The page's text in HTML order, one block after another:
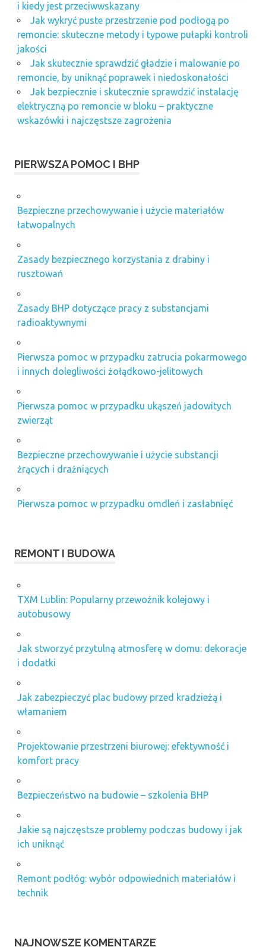
i kiedy jest przeciwwskazany
Jak wykryć puste przestrzenie pod podłogą po
remoncie: skuteczne metody i typowe pułapki kontroli
jakości
Jak skutecznie sprawdzić gładzie i malowanie po
remoncie, by uniknąć poprawek i niedoskonałości
Jak bezpiecznie i skutecznie sprawdzić instalację
elektryczną po remoncie w bloku – praktyczne
wskazówki i najczęstsze zagrożenia
PIERWSZA POMOC I BHP
Bezpieczne przechowywanie i użycie materiałów
łatwopalnych
Zasady bezpiecznego korzystania z drabiny i
rusztowań
Zasady BHP dotyczące pracy z substancjami
radioaktywnymi
Pierwsza pomoc w przypadku zatrucia pokarmowego
i innych dolegliwości żołądkowo-jelitowych
Pierwsza pomoc w przypadku ukąszeń jadowitych
zwierząt
Bezpieczne przechowywanie i użycie substancji
żrących i drażniących
Pierwsza pomoc w przypadku omdleń i zasłabnięć
REMONT I BUDOWA
TXM Lublin: Popularny przewoźnik kolejowy i
autobusowy
Jak stworzyć przytulną atmosferę w domu: dekoracje
i dodatki
Jak zabezpieczyć plac budowy przed kradzieżą i
włamaniem
Projektowanie przestrzeni biurowej: efektywność i
komfort pracy
Bezpieczeństwo na budowie – szkolenia BHP
Jakie są najczęstsze problemy podczas budowy i jak
ich uniknąć
Remont podłóg: wybór odpowiednich materiałów i
technik
NAJNOWSZE KOMENTARZE